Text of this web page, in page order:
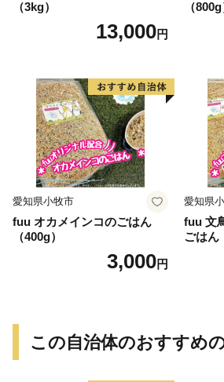
（3kg）
13,000円
（800g
愛知県小牧市
fuu オカメインコのごはん
（400g）
3,000円
愛知県
fuu 文
ごはん
この自治体のおすすめ